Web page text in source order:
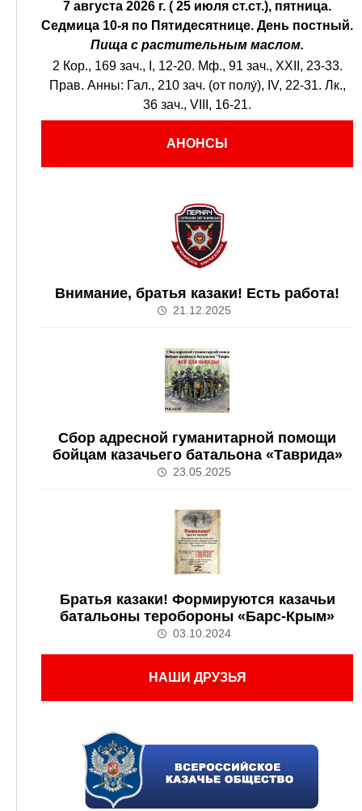
7 августа 2026 г. ( 25 июля ст.ст.), пятница.
Седмица 10-я по Пятидесятнице. День постный.
Пища с растительным маслом.
2 Кор., 169 зач., I, 12-20. Мф., 91 зач., XXII, 23-33.
Прав. Анны: Гал., 210 зач. (от полу́), IV, 22-31. Лк.,
36 зач., VIII, 16-21.
АНОНСЫ
Внимание, братья казаки! Есть работа!
21.12.2025
Сбор адресной гуманитарной помощи
бойцам казачьего батальона «Таврида»
23.05.2025
Братья казаки! Формируются казачьи
батальоны теробороны «Барс-Крым»
03.10.2024
НАШИ ДРУЗЬЯ